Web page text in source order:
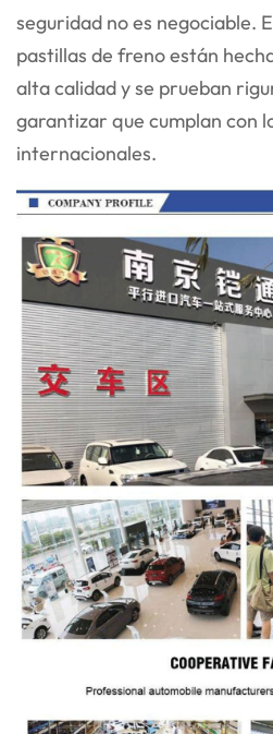
seguridad no es negociable.
pastillas de freno están
alta calidad y se prueban
garantizar que cumplan con
internacionales.